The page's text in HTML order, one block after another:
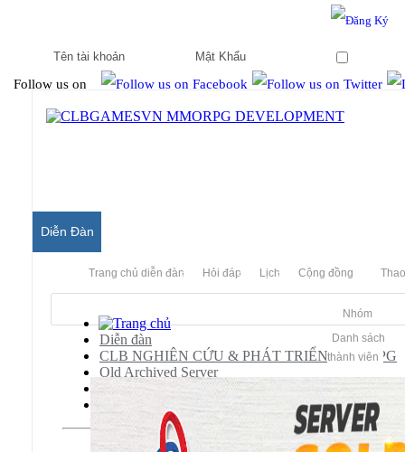
Follow us on
Diễn Đàn
Trang chủ diễn đàn Hỏi đáp Lịch Cộng đồng
Nhóm
Danh sách
thành viên
Diễn đàn
CLB NGHIÊN CỨU & PHÁT TRIỂN MMORPG
Old Archived Server
Audition Server Private